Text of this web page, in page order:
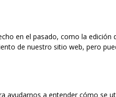
en el pasado, como la
de nuestro sitio web, pero
ayudarnos a entender cómo se